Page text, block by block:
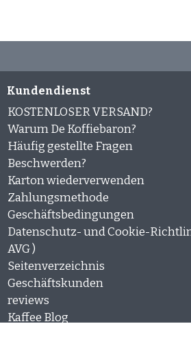
Kundendienst
KOSTENLOSER VERSAND?
Warum De Koffiebaron?
Häufig gestellte Fragen
Beschwerden?
Karton wiederverwenden
Zahlungsmethode
Geschäftsbedingungen
Datenschutz- und Cookie-
AVG )
Seitenverzeichnis
Geschäftskunden
reviews
Kaffee Blog